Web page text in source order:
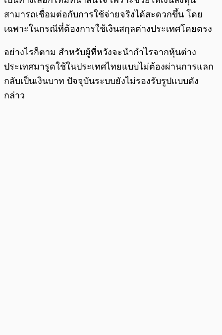
สามารถเชื่อมต่อกับการใช้จ่ายจริงได้สะดวกขึ้น โดย
เฉพาะในกรณีที่ต้องการใช้เงินสกุลต่างประเทศโดยตรง
อย่างไรก็ตาม สำหรับผู้ที่หวังจะนำกำไรจากหุ้นต่าง
ประเทศมารูดใช้ในประเทศไทยแบบไม่ต้องผ่านการแลก
กลับเป็นเงินบาท ปัจจุบันระบบยังไม่รองรับรูปแบบดัง
กล่าว